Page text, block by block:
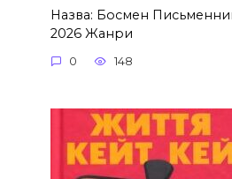
Назва: Босмен
2026 Жанри
0 148